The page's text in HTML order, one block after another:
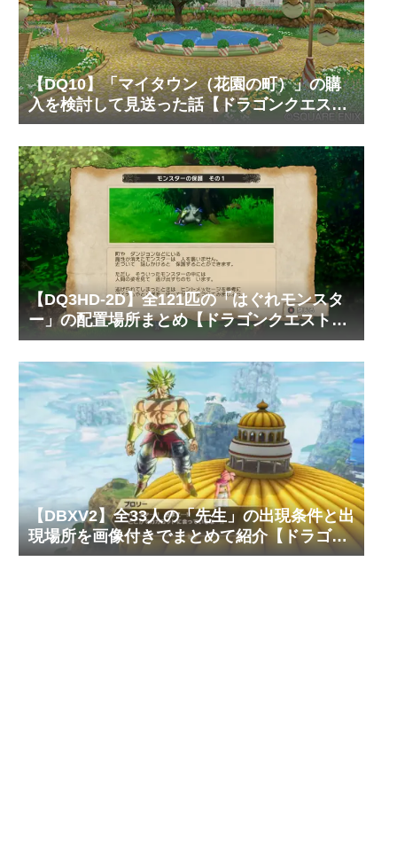
【DQ10】「マイタウン（花園の町）」の購
入を検討して見送った話【ドラゴンクエスト
10 オンライン】
【DQ3HD-2D】全121匹の「はぐれモンスタ
ー」の配置場所まとめ【ドラゴンクエスト3
そして伝説へ…】
【DBXV2】全33人の「先生」の出現条件と出
現場所を画像付きでまとめて紹介【ドラゴン
ボール ゼノバース2】